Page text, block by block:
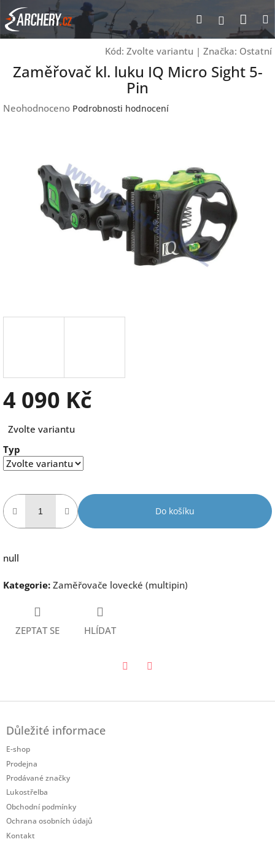
Přejít
na
obsah
Hledat
Kód: Zvolte variantu | Značka: Ostatní
Zaměřovač kl. luku IQ Micro Sight 5-
Pin
Průměrné
hvězdiček.
Neohodnoceno Podrobnosti hodnocení
4 090 Kč
cena:
Zvolte variantu
Typ
Do košíku
null
Kategorie: Zaměřovače lovecké (multipin)
ZEPTAT SE HLÍDAT
Důležité informace
E-shop
Prodejna
Prodávané značky
Lukostřelba
Obchodní podmínky
Ochrana osobních údajů
Kontakt